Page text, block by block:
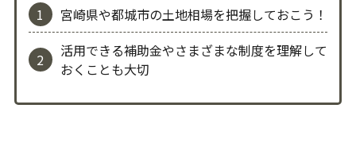
宮崎県や都城市の土地相場を把握しておこう！
活用できる補助金やさまざまな制度を理解して
おくことも大切